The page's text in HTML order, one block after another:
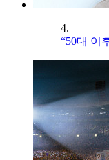
4.
“50대 이